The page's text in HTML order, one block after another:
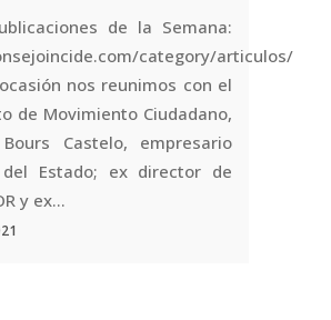
de la Semana:
category/articulos/
nos reunimos con el
de Movimiento Ciudadano,
Castelo, empresario
Estado; ex director de
y ex...